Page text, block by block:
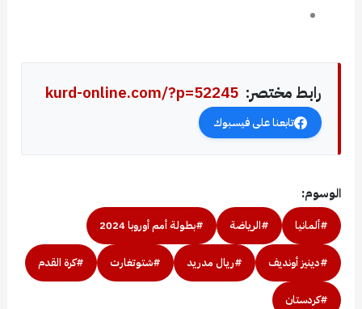
رابط مختصر: kurd-online.com/?p=52245
تابعنا على فيسبوك
الوسوم:
#ألمانيا #الرياضة #بطولة أمم أوروبا 2024
#دينيز أونديف #ريال مدريد #شتوتغارت #كرة القدم
#كردستان